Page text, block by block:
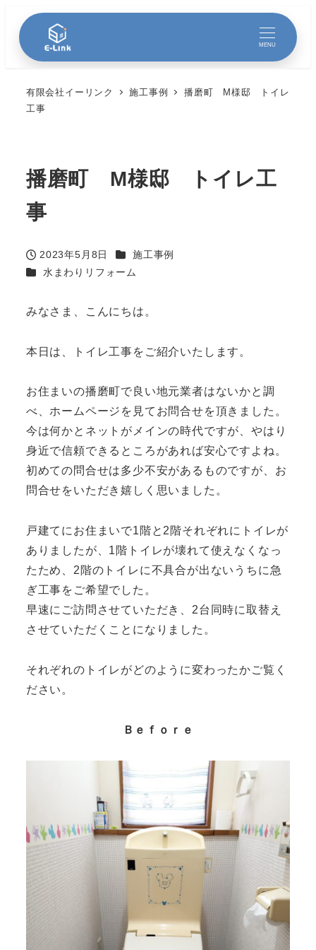
MENU
有限会社イーリンク 施工事例
播磨町 M様邸 トイレ
工事
播磨町 M様邸 トイレ工
事
投稿日
2023年5月8日 カテゴリー
施工事例
カテゴリー
水まわりリフォーム
みなさま、こんにちは。
本日は、トイレ工事をご紹介いたします。
お住まいの播磨町で良い地元業者はないかと調
べ、ホームページを見てお問合せを頂きました。
今は何かとネットがメインの時代ですが、やはり
身近で信頼できるところがあれば安心ですよね。
初めての問合せは多少不安があるものですが、お
問合せをいただき嬉しく思いました。
戸建てにお住まいで1階と2階それぞれにトイレが
ありましたが、1階トイレが壊れて使えなくなっ
たため、2階のトイレに不具合が出ないうちに急
ぎ工事をご希望でした。
早速にご訪問させていただき、2台同時に取替え
させていただくことになりました。
それぞれのトイレがどのように変わったかご覧く
ださい。
Ｂｅｆｏｒｅ